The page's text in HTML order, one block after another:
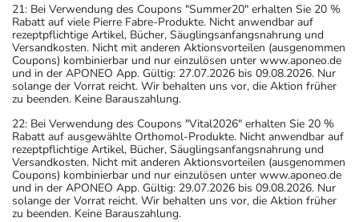
21: Bei Verwendung des Coupons "Summer20" erhalten Sie 20 %
Rabatt auf viele Pierre Fabre-Produkte. Nicht anwendbar auf
rezeptpflichtige Artikel, Bücher, Säuglingsanfangsnahrung und
Versandkosten. Nicht mit anderen Aktionsvorteilen (ausgenommen
Coupons) kombinierbar und nur einzulösen unter www.aponeo.de
und in der APONEO App. Gültig: 27.07.2026 bis 09.08.2026. Nur
solange der Vorrat reicht. Wir behalten uns vor, die Aktion früher
zu beenden. Keine Barauszahlung.
22: Bei Verwendung des Coupons "Vital2026" erhalten Sie 20 %
Rabatt auf ausgewählte Orthomol-Produkte. Nicht anwendbar auf
rezeptpflichtige Artikel, Bücher, Säuglingsanfangsnahrung und
Versandkosten. Nicht mit anderen Aktionsvorteilen (ausgenommen
Coupons) kombinierbar und nur einzulösen unter www.aponeo.de
und in der APONEO App. Gültig: 29.07.2026 bis 09.08.2026. Nur
solange der Vorrat reicht. Wir behalten uns vor, die Aktion früher
zu beenden. Keine Barauszahlung.